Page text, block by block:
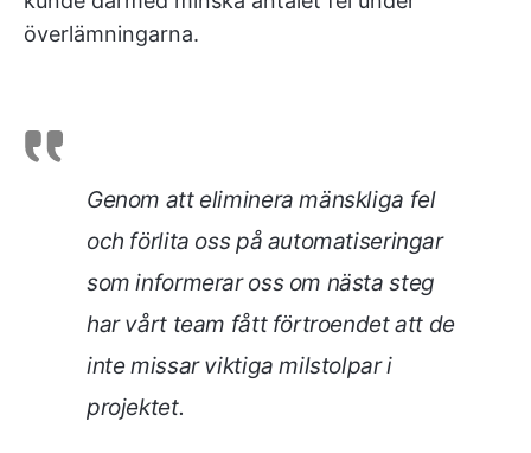
överlämningarna.
Genom att eliminera mänskliga fel
och förlita oss på automatiseringar
som informerar oss om nästa steg
har vårt team fått förtroendet att de
inte missar viktiga milstolpar i
projektet.